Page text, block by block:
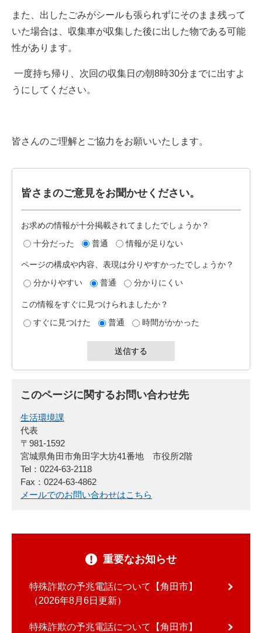
また、出したごみがシールも張られずにそのまま残って
いた場合は、収集車が収集した後に出した物である可能
性があります。
一度持ち帰り、次回の収集日の朝8時30分までに出すよ
うにしてください。
皆さんのご理解とご協力をお願いいたします。
皆さまのご意見をお聞かせください。
お求めの情報が十分掲載されてましたでしょうか？
十分だった
普通 情報が足りない
ページの構成や内容、表現は分りやすかったでしょうか？
分かりやすい
普通 分かりにくい
この情報をすぐに見つけられましたか？
すぐに見つけた
普通 時間がかかった
このページに関するお問い合わせ先
生活環境課
代表
〒981-1592
宮城県角田市角田字大坊41番地 市役所2階
Tel：0224-63-2118
Fax：0224-63-4862
メールでのお問い合わせはこちら
重要なお知らせ
特殊詐欺の予兆電話について【角田市】
2026年8月6日更新
特殊詐欺の予兆電話について【角田市】